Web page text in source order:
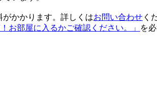
かかります。詳しくはお問い合わせ く
お部屋に入るかご確認ください。」 を